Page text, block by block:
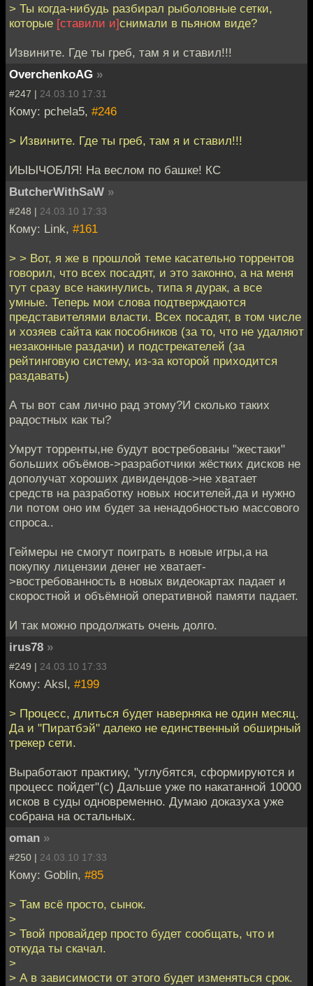
> Ты когда-нибудь разбирал рыболовные сетки,
которые [ставили и]снимали в пьяном виде?
Извините. Где ты греб, там я и ставил!!!
OverchenkoAG »
#247 | 24.03.10 17:31
Кому: pchela5, #246
> Извините. Где ты греб, там я и ставил!!!
ИЫЫЧОБЛЯ! На веслом по башке! КС
ButcherWithSaW »
#248 | 24.03.10 17:33
Кому: Link, #161
> > Вот, я же в прошлой теме касательно торрентов
говорил, что всех посадят, и это законно, а на меня
тут сразу все накинулись, типа я дурак, а все
умные. Теперь мои слова подтверждаются
представителями власти. Всех посадят, в том числе
и хозяев сайта как пособников (за то, что не удаляют
незаконные раздачи) и подстрекателей (за
рейтинговую систему, из-за которой приходится
раздавать)
А ты вот сам лично рад этому?И сколько таких
радостных как ты?
Умрут торренты,не будут востребованы "жестаки"
больших объёмов->разработчики жёстких дисков не
дополучат хороших дивидендов->не хватает
средств на разработку новых носителей,да и нужно
ли потом оно им будет за ненадобностью массового
спроса..
Геймеры не смогут поиграть в новые игры,а на
покупку лицензии денег не хватает-
>востребованность в новых видеокартах падает и
скоростной и объёмной оперативной памяти падает.
И так можно продолжать очень долго.
irus78 »
#249 | 24.03.10 17:33
Кому: Aksl, #199
> Процесс, длиться будет наверняка не один месяц.
Да и "Пиратбэй" далеко не единственный обширный
трекер сети.
Выработают практику, "углубятся, сформируются и
процесс пойдет"(с) Дальше уже по накатанной 10000
исков в суды одновременно. Думаю доказуха уже
собрана на остальных.
oman »
#250 | 24.03.10 17:33
Кому: Goblin, #85
> Там всё просто, сынок.
>
> Твой провайдер просто будет сообщать, что и
откуда ты скачал.
>
> А в зависимости от этого будет изменяться срок.